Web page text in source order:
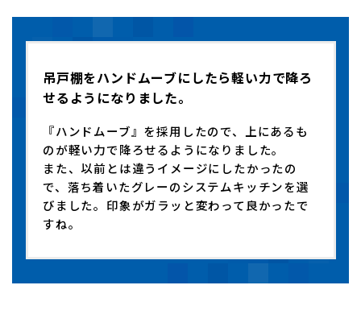
吊戸棚をハンドムーブにしたら軽い力で降ろ
せるようになりました。
『ハンドムーブ』を採用したので、上にあるも
のが軽い力で降ろせるようになりました。
また、以前とは違うイメージにしたかったの
で、落ち着いたグレーのシステムキッチンを選
びました。印象がガラッと変わって良かったで
すね。